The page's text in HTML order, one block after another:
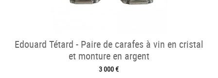
Edouard Tétard - Paire de carafes à vin en cristal
et monture en argent
3 000 €